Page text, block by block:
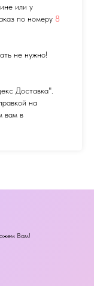
или у
по номеру 8
не нужно!
Доставка".
на
вам в
Вам!